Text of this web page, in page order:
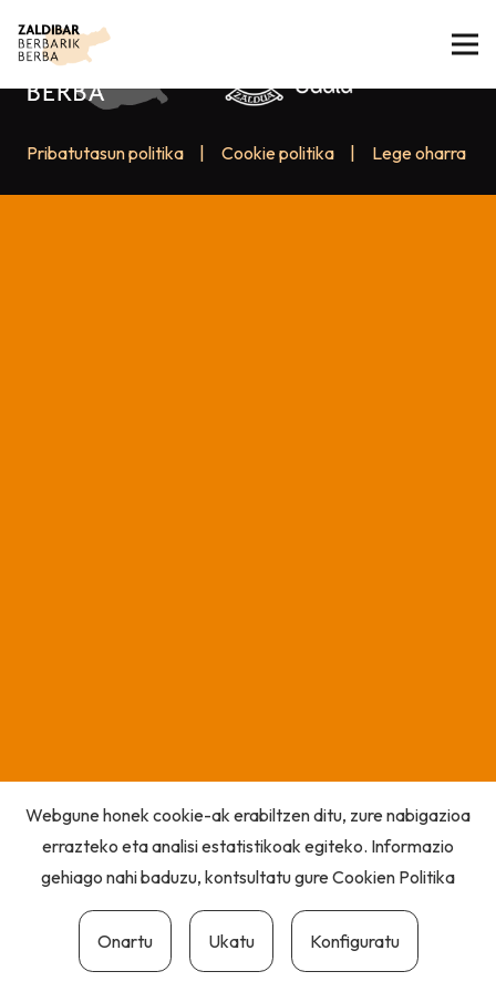
Pribatutasun politika Cookie politika Lege oharra
Webgune honek cookie-ak erabiltzen ditu, zure nabigazioa
errazteko eta analisi estatistikoak egiteko. Informazio
gehiago nahi baduzu, kontsultatu gureCookien Politika
Onartu Ukatu Konfiguratu